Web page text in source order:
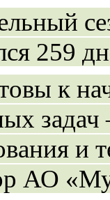
259
к
и
АО